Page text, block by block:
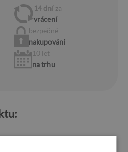
14 dní za
vrácení
bezpečné
nakupování
10 let
na trhu